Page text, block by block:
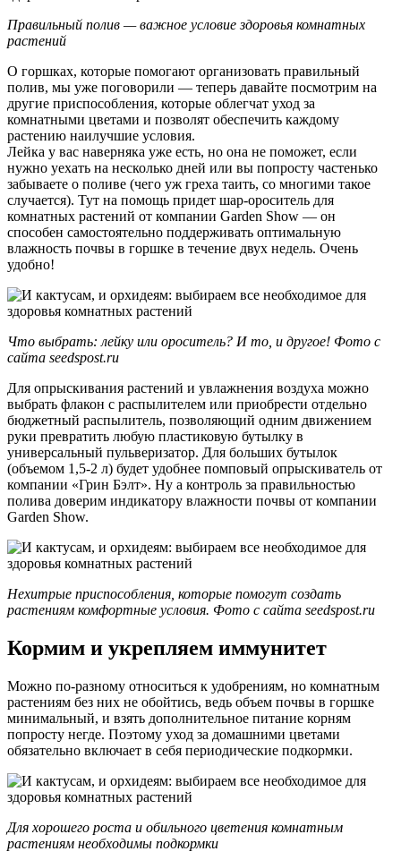
Правильный полив — важное условие здоровья комнатных
растений
О горшках, которые помогают организовать правильный
полив, мы уже поговорили — теперь давайте посмотрим на
другие приспособления, которые облегчат уход за
комнатными цветами и позволят обеспечить каждому
растению наилучшие условия.
Лейка у вас наверняка уже есть, но она не поможет, если
нужно уехать на несколько дней или вы попросту частенько
забываете о поливе (чего уж греха таить, со многими такое
случается). Тут на помощь придет шар-ороситель для
комнатных растений от компании Garden Show — он
способен самостоятельно поддерживать оптимальную
влажность почвы в горшке в течение двух недель. Очень
удобно!
Что выбрать: лейку или ороситель? И то, и другое! Фото с
сайта seedspost.ru
Для опрыскивания растений и увлажнения воздуха можно
выбрать флакон с распылителем или приобрести отдельно
бюджетный распылитель, позволяющий одним движением
руки превратить любую пластиковую бутылку в
универсальный пульверизатор. Для больших бутылок
(объемом 1,5-2 л) будет удобнее помповый опрыскиватель от
компании «Грин Бэлт». Ну а контроль за правильностью
полива доверим индикатору влажности почвы от компании
Garden Show.
Нехитрые приспособления, которые помогут создать
растениям комфортные условия. Фото с сайта seedspost.ru
Кормим и укрепляем иммунитет
Можно по-разному относиться к удобрениям, но комнатным
растениям без них не обойтись, ведь объем почвы в горшке
минимальный, и взять дополнительное питание корням
попросту негде. Поэтому уход за домашними цветами
обязательно включает в себя периодические подкормки.
Для хорошего роста и обильного цветения комнатным
растениям необходимы подкормки